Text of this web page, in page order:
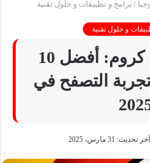
/ برامج و تطبيقات و حلول تقنية
و حلول تقنية
مانع إعلانات كروم: أفضل 10
تجربة التصفح في
آخر تحديث: 31 مارس، 2025